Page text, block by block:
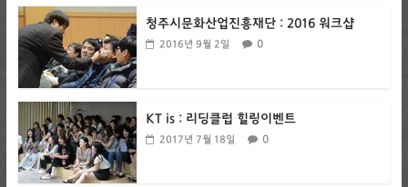
청주시문화산업진흥재단 : 2016 워크샵
2016년 9월 2일 0
KT is : 리딩클럽 힐링이벤트
2017년 7월 18일 0